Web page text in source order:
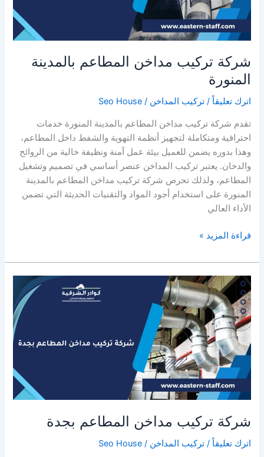
شركة تركيب مداخن المطاعم بالمدينة
المنورة
اترك تعليقاً /تركيب المداخن /
Seo House
تقدم شركة تركيب مداخن المطاعم بالمدينة المنورة خدمات
احترافية ومتكاملة لتجهيز أنظمة التهوية والشفط داخل المطاعم،
وهذا بدوره يضمن للعميل بيئة عمل آمنة ونظيفة خالية من الروائح
والدخان. يعتبر تركيب المداخن عنصر أساسي في تصميم وتشغيل
المطاعم، ولذلك تحرص شركة تركيب مداخن المطاعم بالمدينة
المنورة على استخدام أجود المواد والتقنيات الحديثة التي تضمن
الأداء العالي
شركة
مداخن
المطاعم
بالمدينة
المنورة
قراءة المزيد »
شركة تركيب مداخن المطاعم بجدة
اترك تعليقاً /تركيب المداخن /
Seo House